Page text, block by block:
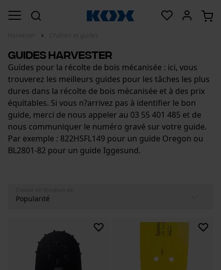
Guides harvester
Guides pour la récolte de bois mécanisée : ici, vous
trouverez les meilleurs guides pour les tâches les plus
dures dans la récolte de bois mécanisée et à des prix
équitables. Si vous n?arrivez pas à identifier le bon
guide, merci de nous appeler au 03 55 401 485 et de
nous communiquer le numéro gravé sur votre guide.
Par exemple : 822HSFL149 pour un guide Oregon ou
BL2801-82 pour un guide Iggesund.